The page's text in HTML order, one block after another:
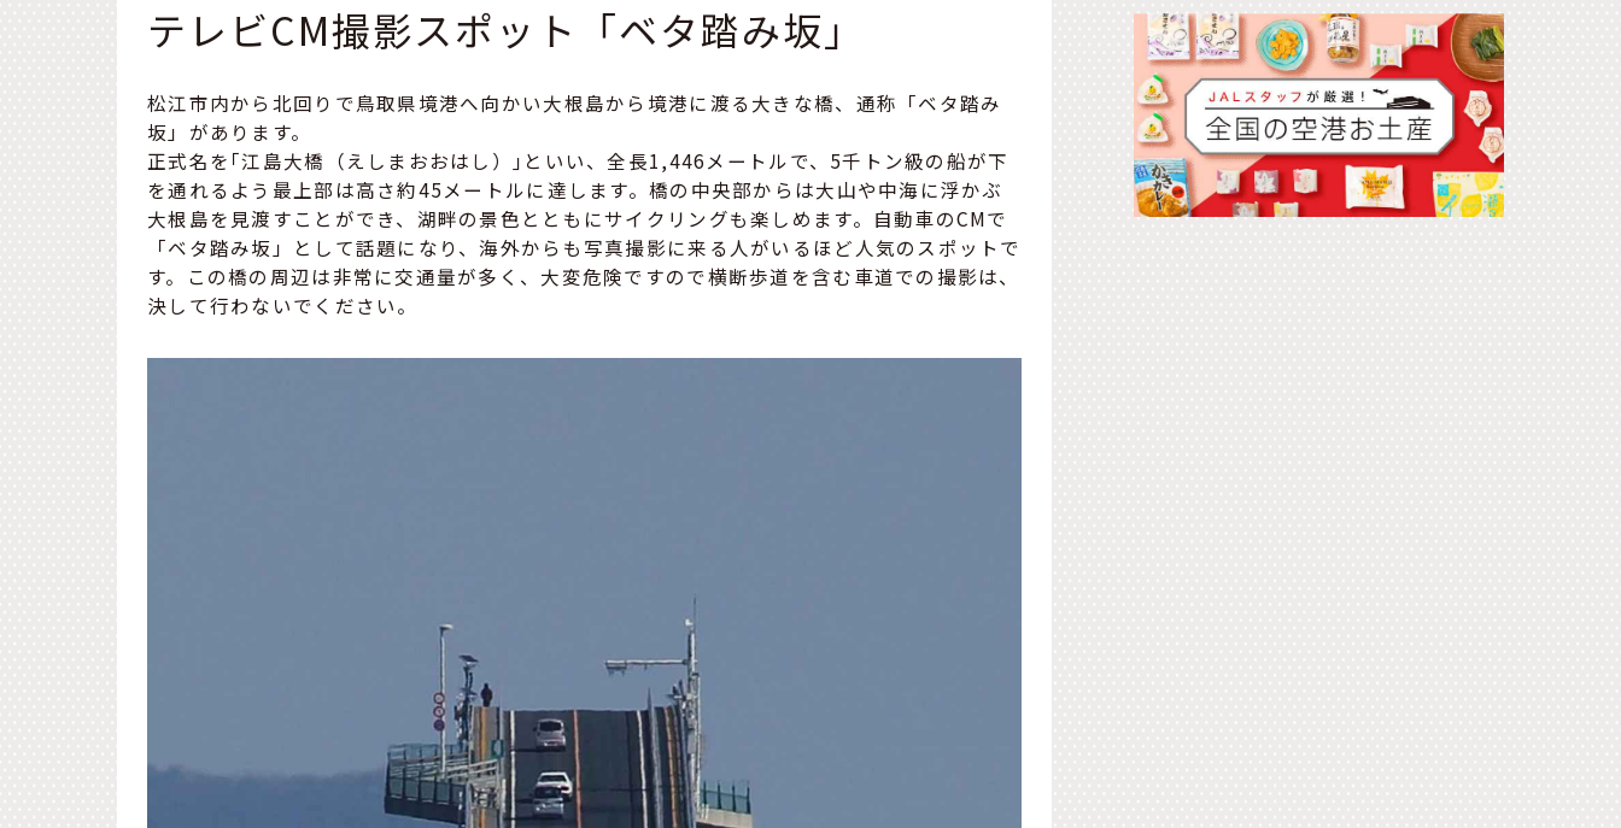
テレビCM撮影スポット「ベタ踏み坂」
松江市内から北回りで鳥取県境港へ向かい大根島から境港に渡る大きな橋、通称「ベタ踏み
坂」があります。
正式名を｢江島大橋（えしまおおはし）｣といい、全長1,446メートルで、5千トン級の船が下
を通れるよう最上部は高さ約45メートルに達します。橋の中央部からは大山や中海に浮かぶ
大根島を見渡すことができ、湖畔の景色とともにサイクリングも楽しめます。自動車のCMで
「ベタ踏み坂」として話題になり、海外からも写真撮影に来る人がいるほど人気のスポットで
す。この橋の周辺は非常に交通量が多く、大変危険ですので横断歩道を含む車道での撮影は、
決して行わないでください。